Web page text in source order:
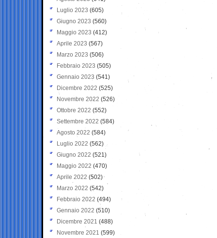
Luglio 2023 (605)
Giugno 2023 (560)
Maggio 2023 (412)
Aprile 2023 (567)
Marzo 2023 (506)
Febbraio 2023 (505)
Gennaio 2023 (541)
Dicembre 2022 (525)
Novembre 2022 (526)
Ottobre 2022 (552)
Settembre 2022 (584)
Agosto 2022 (584)
Luglio 2022 (562)
Giugno 2022 (521)
Maggio 2022 (470)
Aprile 2022 (502)
Marzo 2022 (542)
Febbraio 2022 (494)
Gennaio 2022 (510)
Dicembre 2021 (488)
Novembre 2021 (599)